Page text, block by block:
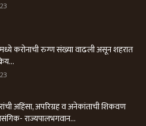
करोनाची रुग्ण संख्या वाढली असून शहरात
अहिंसा, अपरिग्रह व अनेकांताची शिकवण
राज्यपालभगवान...